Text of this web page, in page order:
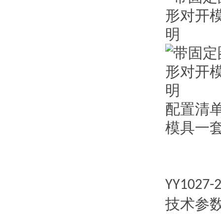
配置清
模具一
YY1027-
技术参